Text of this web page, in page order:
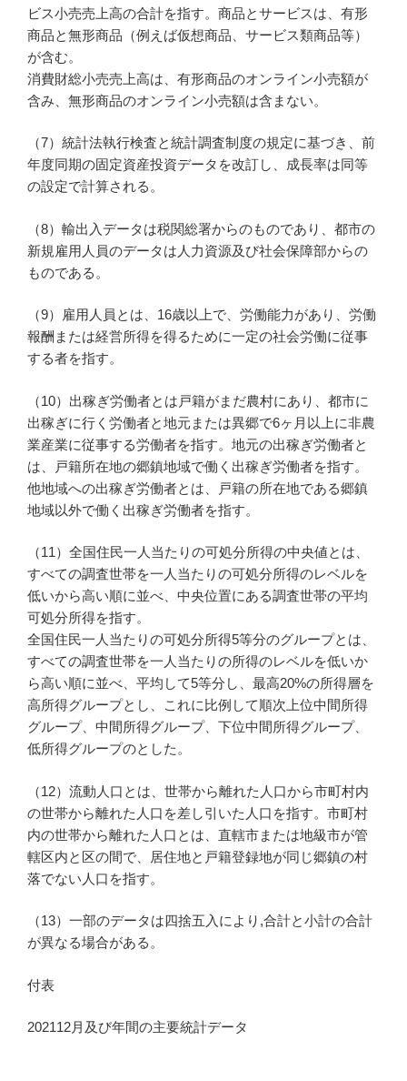
ビス小売売上高の合計を指す。商品とサービスは、有形
商品と無形商品（例えば仮想商品、サービス類商品等）
が含む。
消費財総小売売上高は、有形商品のオンライン小売額が
含み、無形商品のオンライン小売額は含まない。
（7）統計法執行検査と統計調査制度の規定に基づき、前
年度同期の固定資産投資データを改訂し、成長率は同等
の設定で計算される。
（8）輸出入データは税関総署からのものであり、都市の
新規雇用人員のデータは人力資源及び社会保障部からの
ものである。
（9）雇用人員とは、16歳以上で、労働能力があり、労働
報酬または経営所得を得るために一定の社会労働に従事
する者を指す。
（10）出稼ぎ労働者とは戸籍がまだ農村にあり、都市に
出稼ぎに行く労働者と地元または異郷で6ヶ月以上に非農
業産業に従事する労働者を指す。地元の出稼ぎ労働者と
は、戸籍所在地の郷鎮地域で働く出稼ぎ労働者を指す。
他地域への出稼ぎ労働者とは、戸籍の所在地である郷鎮
地域以外で働く出稼ぎ労働者を指す。
（11）全国住民一人当たりの可処分所得の中央値とは、
すべての調査世帯を一人当たりの可処分所得のレベルを
低いから高い順に並べ、中央位置にある調査世帯の平均
可処分所得を指す。
全国住民一人当たりの可処分所得5等分のグループとは、
すべての調査世帯を一人当たりの所得のレベルを低いか
ら高い順に並べ、平均して5等分し、最高20%の所得層を
高所得グループとし、これに比例して順次上位中間所得
グループ、中間所得グループ、下位中間所得グループ、
低所得グループのとした。
（12）流動人口とは、世帯から離れた人口から市町村内
の世帯から離れた人口を差し引いた人口を指す。市町村
内の世帯から離れた人口とは、直轄市または地級市が管
轄区内と区の間で、居住地と戸籍登録地が同じ郷鎮の村
落でない人口を指す。
（13）一部のデータは四捨五入により,合計と小計の合計
が異なる場合がある。
付表
202112月及び年間の主要統計データ